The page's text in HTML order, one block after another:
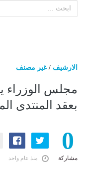
الارشيف /غير مصنف
مجلس الوزراء
بعقد المنتدى
0
مشاركة منذ عام واحد